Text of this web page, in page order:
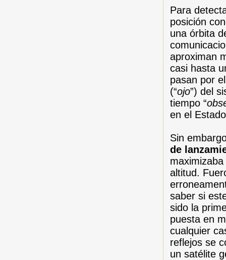
Para
posición
una órbita
aproximan
casi hasta
pasan por
(“ojo”) del
tiempo “
en el
Sin
de
altitud.
saber si
sido la
puesta en
cualquier
reflejos se
un satélite